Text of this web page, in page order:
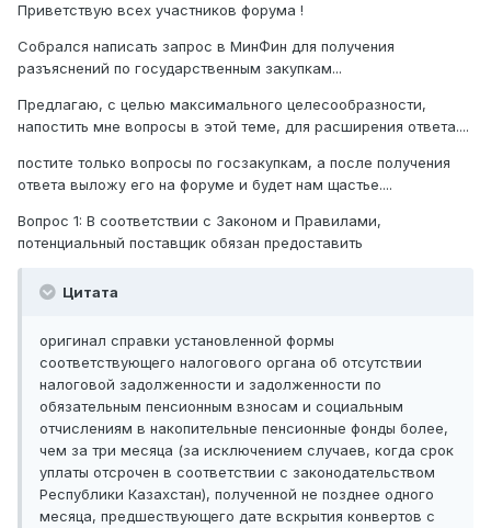
Приветствую всех участников форума !
Собрался написать запрос в МинФин для получения
разъяснений по государственным закупкам...
Предлагаю, с целью максимального целесообразности,
напостить мне вопросы в этой теме, для расширения ответа....
постите только вопросы по госзакупкам, а после получения
ответа выложу его на форуме и будет нам щастье....
Вопрос 1: В соответствии с Законом и Правилами,
потенциальный поставщик обязан предоставить
Цитата
оригинал справки установленной формы
соответствующего налогового органа об отсутствии
налоговой задолженности и задолженности по
обязательным пенсионным взносам и социальным
отчислениям в накопительные пенсионные фонды более,
чем за три месяца (за исключением случаев, когда срок
уплаты отсрочен в соответствии с законодательством
Республики Казахстан), полученной не позднее одного
месяца, предшествующего дате вскрытия конвертов с